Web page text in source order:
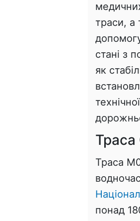
траси, а
стані з
як
Траса
Траса
понад